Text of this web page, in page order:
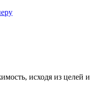
исходя из целей и